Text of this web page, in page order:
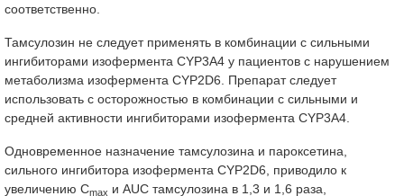
соответственно.
Тамсулозин не следует применять в комбинации с сильными
ингибиторами изофермента CYP3A4 у пациентов с нарушением
метаболизма изофермента CYP2D6. Препарат следует
использовать с осторожностью в комбинации с сильными и
средней активности ингибиторами изофермента CYP3A4.
Одновременное назначение тамсулозина и пароксетина,
сильного ингибитора изофермента CYP2D6, приводило к
увеличению Cmax и AUC тамсулозина в 1,3 и 1,6 раза,